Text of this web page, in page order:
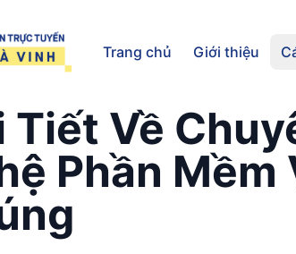
Trang chủ Giới thiệu
Tiết Về
Phần Mềm